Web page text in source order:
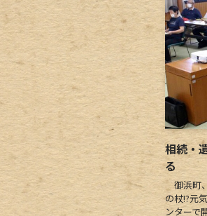
相続・
る
御浜町、
の杖!?元
ンターで